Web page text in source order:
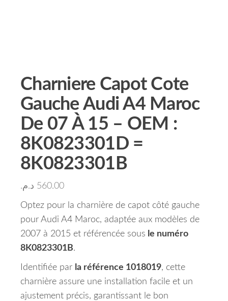
Charniere Capot Cote
Gauche Audi A4 Maroc
De 07 À 15 – OEM :
8K0823301D =
8K0823301B
560.00 د.م.
Optez pour la charnière de capot côté gauche
pour Audi A4 Maroc, adaptée aux modèles de
2007 à 2015 et référencée sous le numéro
8K0823301B.
Identifiée par la référence 1018019, cette
charnière assure une installation facile et un
ajustement précis, garantissant le bon